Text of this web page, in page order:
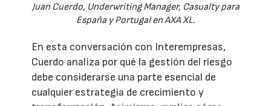
Juan Cuerdo, Underwriting Manager, Casualty para
España y Portugal en AXA XL.
En esta conversación con Interempresas,
Cuerdo analiza por qué la gestión del riesgo
debe considerarse una parte esencial de
cualquier estrategia de crecimiento y